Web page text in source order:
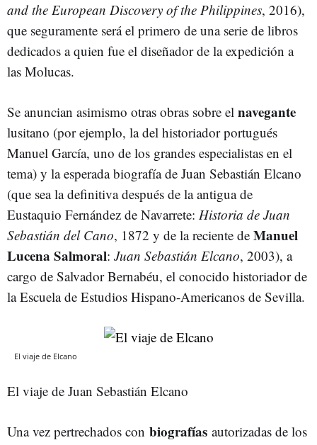
and the European Discovery of the Philippines, 2016),
que seguramente será el primero de una serie de libros
dedicados a quien fue el diseñador de la expedición a
las Molucas.
Se anuncian asimismo otras obras sobre el navegante
lusitano (por ejemplo, la del historiador portugués
Manuel García, uno de los grandes especialistas en el
tema) y la esperada biografía de Juan Sebastián Elcano
(que sea la definitiva después de la antigua de
Eustaquio Fernández de Navarrete: Historia de Juan
Sebastián del Cano, 1872 y de la reciente de Manuel
Lucena Salmoral: Juan Sebastián Elcano, 2003), a
cargo de Salvador Bernabéu, el conocido historiador de
la Escuela de Estudios Hispano-Americanos de Sevilla.
El viaje de Elcano
El viaje de Juan Sebastián Elcano
Una vez pertrechados con biografías autorizadas de los